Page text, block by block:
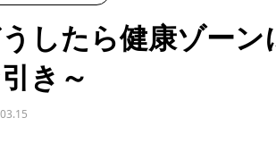
したら健康ゾー
き～